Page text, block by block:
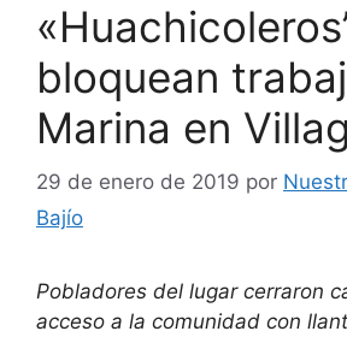
bloquean
Marina en
29 de enero de 2019 por
Bajío
Pobladores del lugar cerraron
acceso a la comunidad con